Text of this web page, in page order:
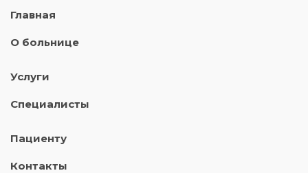
Главная
О больнице
Услуги
Специалисты
Пациенту
Контакты